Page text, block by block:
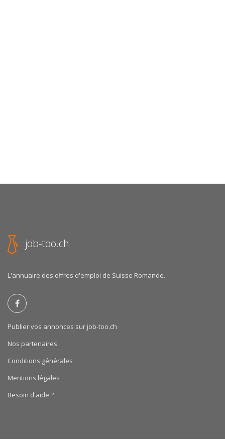
job-too.ch
L'annuaire des offres d'emploi de Suisse Romande.
Publier vos annonces sur job-too.ch
Nos partenaires
Conditions générales
Mentions légales
Besoin d'aide ?